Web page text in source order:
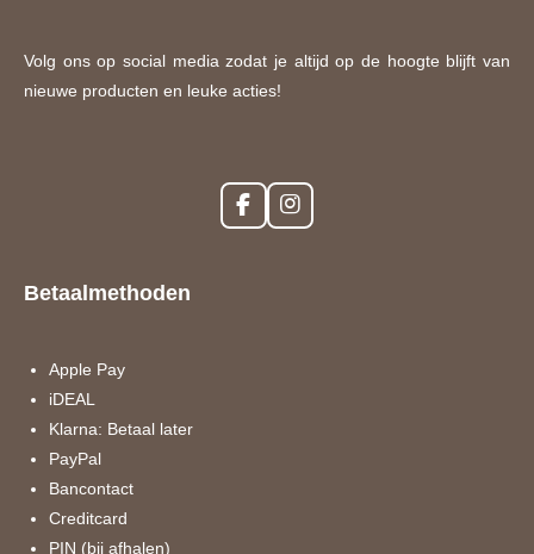
Volg ons op social media zodat je altijd op de hoogte blijft van
nieuwe producten en leuke acties!
F
a
I
n
Betaalmethoden
Apple Pay
iDEAL
Klarna: Betaal later
PayPal
Bancontact
Creditcard
PIN (bij afhalen)